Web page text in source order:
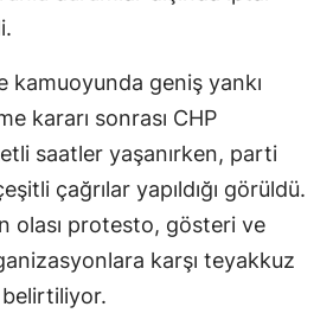
kamuoyunda geniş yankı
kararı sonrası CHP
saatler yaşanırken, parti
çağrılar yapıldığı görüldü.
olası protesto, gösteri ve
karşı teyakkuz